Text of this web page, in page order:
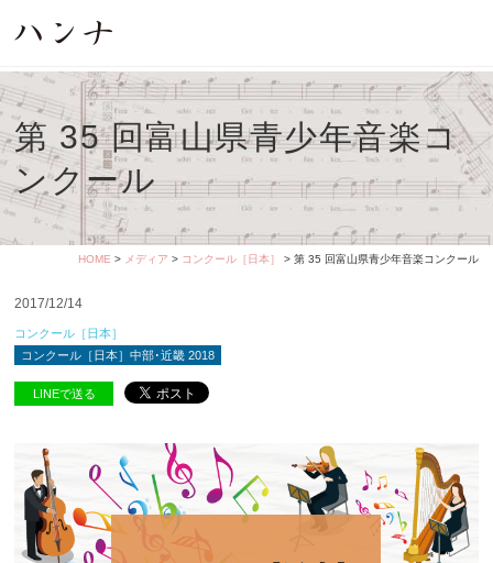
第 35 回富山県青少年音楽コ
ンクール
HOME > メディア > コンクール［日本］ > 第 35 回富山県青少年音楽コンクール
2017/12/14
コンクール［日本］
コンクール［日本］中部･近畿 2018
LINEで送る